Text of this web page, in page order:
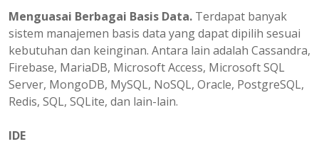
Menguasai Berbagai Basis Data. Terdapat banyak
sistem manajemen basis data yang dapat dipilih sesuai
kebutuhan dan keinginan. Antara lain adalah Cassandra,
Firebase, MariaDB, Microsoft Access, Microsoft SQL
Server, MongoDB, MySQL, NoSQL, Oracle, PostgreSQL,
Redis, SQL, SQLite, dan lain-lain.
IDE